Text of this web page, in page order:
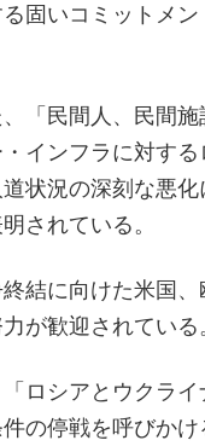
固いコミットメ
「民間人、民間
インフラに対す
状況の深刻な悪
されている。
結に向けた米国
が歓迎されている
ロシアとウクライ
の停戦を呼びかけ